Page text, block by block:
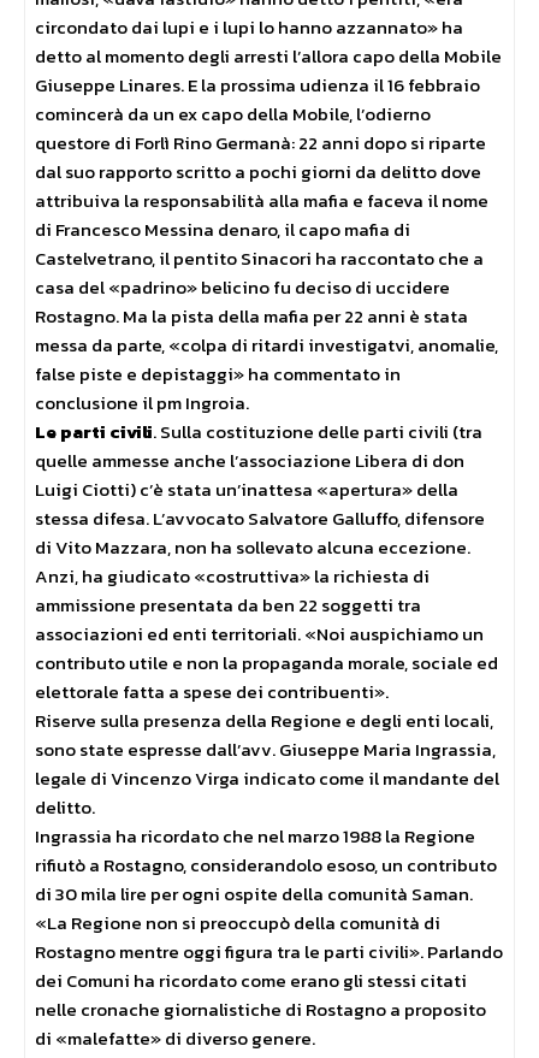
circondato dai lupi e i lupi lo hanno azzannato» ha
detto al momento degli arresti l’allora capo della Mobile
Giuseppe Linares. E la prossima udienza il 16 febbraio
comincerà da un ex capo della Mobile, l’odierno
questore di Forlì Rino Germanà: 22 anni dopo si riparte
dal suo rapporto scritto a pochi giorni da delitto dove
attribuiva la responsabilità alla mafia e faceva il nome
di Francesco Messina denaro, il capo mafia di
Castelvetrano, il pentito Sinacori ha raccontato che a
casa del «padrino» belicino fu deciso di uccidere
Rostagno. Ma la pista della mafia per 22 anni è stata
messa da parte, «colpa di ritardi investigatvi, anomalie,
false piste e depistaggi» ha commentato in
conclusione il pm Ingroia.
Le parti civili. Sulla costituzione delle parti civili (tra
quelle ammesse anche l’associazione Libera di don
Luigi Ciotti) c’è stata un’inattesa «apertura» della
stessa difesa. L’avvocato Salvatore Galluffo, difensore
di Vito Mazzara, non ha sollevato alcuna eccezione.
Anzi, ha giudicato «costruttiva» la richiesta di
ammissione presentata da ben 22 soggetti tra
associazioni ed enti territoriali. «Noi auspichiamo un
contributo utile e non la propaganda morale, sociale ed
elettorale fatta a spese dei contribuenti».
Riserve sulla presenza della Regione e degli enti locali,
sono state espresse dall’avv. Giuseppe Maria Ingrassia,
legale di Vincenzo Virga indicato come il mandante del
delitto.
Ingrassia ha ricordato che nel marzo 1988 la Regione
rifiutò a Rostagno, considerandolo esoso, un contributo
di 30 mila lire per ogni ospite della comunità Saman.
«La Regione non si preoccupò della comunità di
Rostagno mentre oggi figura tra le parti civili». Parlando
dei Comuni ha ricordato come erano gli stessi citati
nelle cronache giornalistiche di Rostagno a proposito
di «malefatte» di diverso genere.